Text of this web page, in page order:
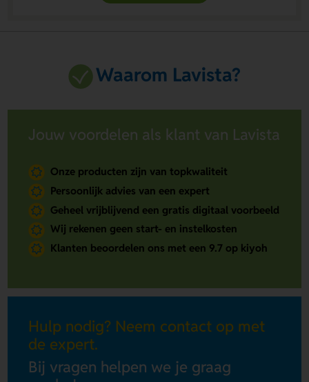
Waarom Lavista?
Jouw voordelen als klant van Lavista
Onze producten zijn van topkwaliteit
Persoonlijk advies van een expert
Geheel vrijblijvend een gratis digitaal voorbeeld
Wij rekenen geen start- en instelkosten
Klanten beoordelen ons met een 9.7 op kiyoh
Hulp nodig? Neem contact op met
de expert.
Bij vragen helpen we je graag